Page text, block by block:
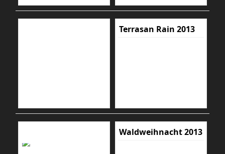
Terrasan Rain 2013
Waldweihnacht 2013